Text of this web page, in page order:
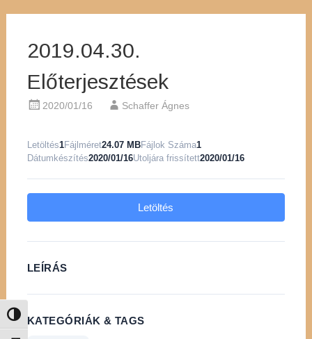
Nagy kontraszt váltása
2019.04.30.
Előterjesztések
2020/01/16 Schaffer Ágnes
Letöltés1Fájlméret24.07 MBFájlok Száma1
Dátumkészítés2020/01/16Utoljára frissített2020/01/16
Letöltés
LEÍRÁS
KATEGÓRIÁK & TAGS